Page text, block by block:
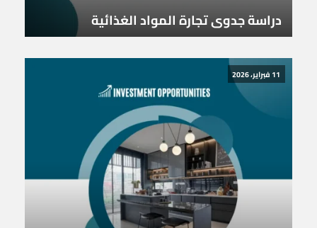
دراسة جدوى تجارة المواد الغذائية
11 فبراير، 2026